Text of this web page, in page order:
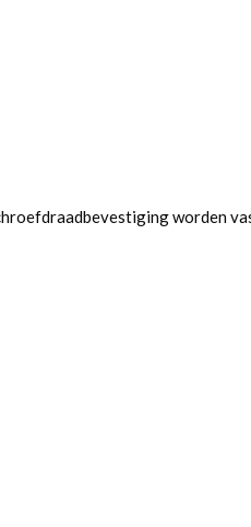
worden